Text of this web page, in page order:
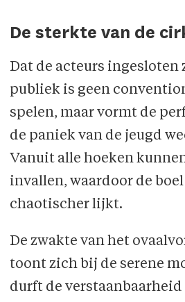
De sterkte van de
Dat de acteurs
publiek is geen
spelen, maar vormt de
de paniek van de jeugd
Vanuit alle hoeken
invallen, waardoor de boel
chaotischer lijkt.
De zwakte van het
toont zich bij de serene
durft de verstaanbaarheid